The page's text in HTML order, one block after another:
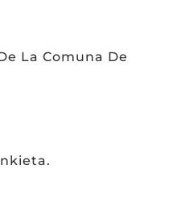
La Comuna De